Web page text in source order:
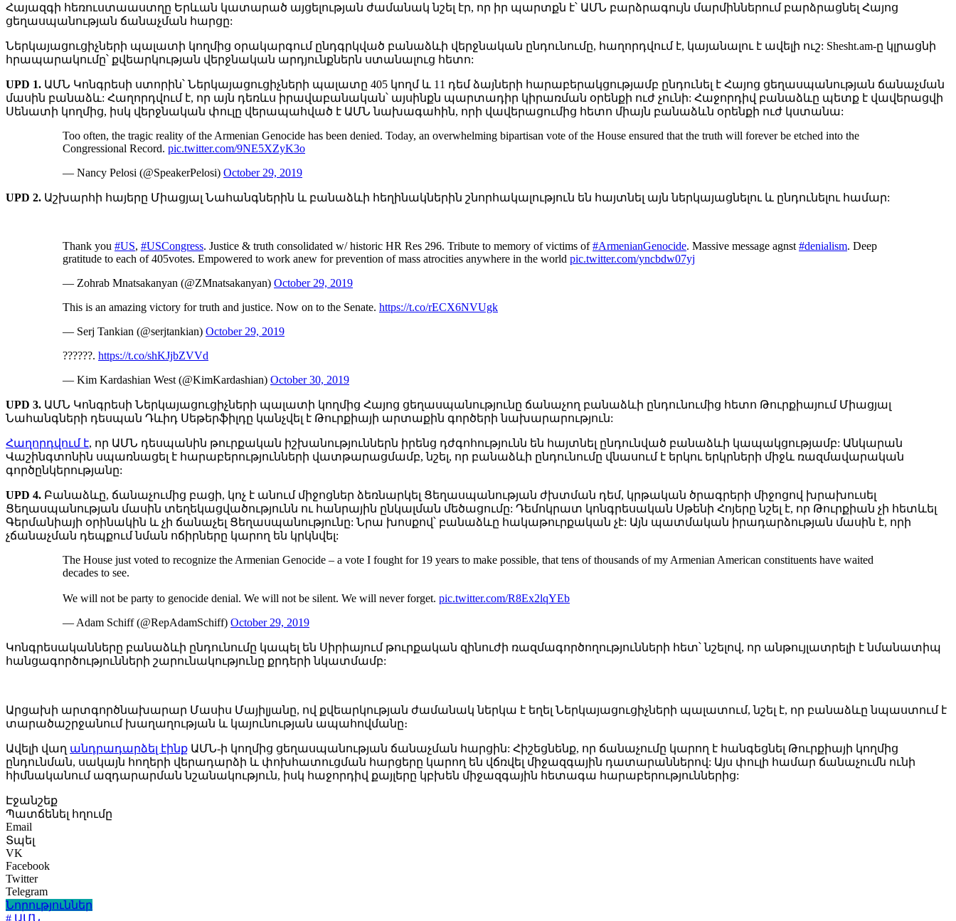
Հայազգի հեռուստաաստղը Երևան կատարած այցելության ժամանակ նշել էր, որ իր պարտքն է՝ ԱՄՆ բարձրագույն մարմիններում բարձրացնել Հայոց
ցեղասպանության ճանաչման հարցը:
Ներկայացուցիչների պալատի կողմից օրակարգում ընդգրկված բանաձևի վերջնական ընդունումը, հաղորդվում է, կայանալու է ավելի ուշ: Shesht.am-ը կլրացնի
հրապարակումը՝ քվեարկության վերջնական արդյունքներն ստանալուց հետո:
UPD 1. ԱՄՆ Կոնգրեսի ստորին՝ Ներկայացուցիչների պալատը 405 կողմ և 11 դեմ ձայների հարաբերակցությամբ ընդունել է Հայոց ցեղասպանության ճանաչման
մասին բանաձև: Հաղորդվում է, որ այն դեռևս իրավաբանական՝ այսինքն պարտադիր կիրառման օրենքի ուժ չունի: Հաջորդիվ բանաձևը պետք է վավերացվի
Սենատի կողմից, իսկ վերջնական փուլը վերապահված է ԱՄՆ նախագահին, որի վավերացումից հետո միայն բանաձևն օրենքի ուժ կստանա:
Too often, the tragic reality of the Armenian Genocide has been denied. Today, an overwhelming bipartisan vote of the House ensured that the truth will forever be etched into the
Congressional Record. pic.twitter.com/9NE5XZyK3o
— Nancy Pelosi (@SpeakerPelosi) October 29, 2019
UPD 2. Աշխարհի հայերը Միացյալ Նահանգներին և բանաձևի հեղինակներին շնորհակալություն են հայտնել այն ներկայացնելու և ընդունելու համար:
Thank you #US, #USCongress. Justice & truth consolidated w/ historic HR Res 296. Tribute to memory of victims of#ArmenianGenocide. Massive message agnst #denialism. Deep
gratitude to each of 405votes. Empowered to work anew for prevention of mass atrocities anywhere in the world pic.twitter.com/yncbdw07yj
— Zohrab Mnatsakanyan (@ZMnatsakanyan) October 29, 2019
This is an amazing victory for truth and justice. Now on to the Senate. https://t.co/rECX6NVUgk
— Serj Tankian (@serjtankian) October 29, 2019
??????. https://t.co/shKJjbZVVd
— Kim Kardashian West (@KimKardashian) October 30, 2019
UPD 3. ԱՄՆ Կոնգրեսի Ներկայացուցիչների պալատի կողմից Հայոց ցեղասպանությունը ճանաչող բանաձևի ընդունումից հետո Թուրքիայում Միացյալ
Նահանգների դեսպան Դևիդ Սեթերֆիլդը կանչվել է Թուրքիայի արտաքին գործերի նախարարություն:
Հաղորդվում է, որ ԱՄՆ դեսպանին թուրքական իշխանություններն իրենց դժգոհությունն են հայտնել ընդունված բանաձևի կապակցությամբ: Անկարան
Վաշինգտոնին սպառնացել է հարաբերությունների վատթարացմամբ, նշել, որ բանաձևի ընդունումը վնասում է երկու երկրների միջև ռազմավարական
գործընկերությանը:
UPD 4. Բանաձևը, ճանաչումից բացի, կոչ է անում միջոցներ ձեռնարկել Ցեղասպանության ժխտման դեմ, կրթական ծրագրերի միջոցով խրախուսել
Ցեղասպանության մասին տեղեկացվածությունն ու հանրային ընկալման մեծացումը: Դեմոկրատ կոնգրեսական Սթենի Հոյերը նշել է, որ Թուրքիան չի հետևել
Գերմանիայի օրինակին և չի ճանաչել Ցեղասպանությունը: Նրա խոսքով՝ բանաձևը հակաթուրքական չէ: Այն պատմական իրադարձության մասին է, որի
չճանաչման դեպքում նման ոճիրները կարող են կրկնվել:
The House just voted to recognize the Armenian Genocide – a vote I fought for 19 years to make possible, that tens of thousands of my Armenian American constituents have waited
decades to see.
We will not be party to genocide denial. We will not be silent. We will never forget. pic.twitter.com/R8Ex2lqYEb
— Adam Schiff (@RepAdamSchiff) October 29, 2019
Կոնգրեսականները բանաձևի ընդունումը կապել են Սիրիայում թուրքական զինուժի ռազմագործողությունների հետ՝ նշելով, որ անթույլատրելի է նմանատիպ
հանցագործությունների շարունակությունը քրդերի նկատմամբ:
Արցախի արտգործնախարար Մասիս Մայիլյանը, ով քվեարկության ժամանակ ներկա է եղել Ներկայացուցիչների պալատում, նշել է, որ բանաձևը նպաստում է
տարածաշրջանում խաղաղության և կայունության ապահովմանը։
Ավելի վաղ անդրադարձել էինք ԱՄՆ-ի կողմից ցեղասպանության ճանաչման հարցին: Հիշեցնենք, որ ճանաչումը կարող է հանգեցնել Թուրքիայի կողմից
ընդունման, սակայն հողերի վերադարձի և փոխհատուցման հարցերը կարող են վճռվել միջազգային դատարաններով: Այս փուլի համար ճանաչումն ունի
հիմնականում ազդարարման նշանակություն, իսկ հաջորդիվ քայլերը կբխեն միջազգային հետագա հարաբերություններից:
Էջանշեք
Պատճենել հղումը
Email
Տպել
VK
Facebook
Twitter
Telegram
Նորություններ
# ԱՄՆ